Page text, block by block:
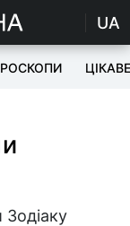
UA
ЦІКАВЕ
Зодіаку